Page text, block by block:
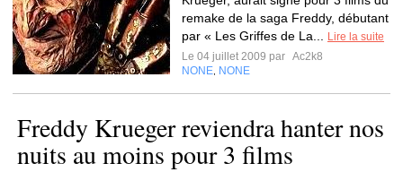
remake de la saga Freddy, débutant
par « Les Griffes de La...
Lire la suite
Le 04 juillet 2009 par Ac2k8
NONE NONE
Freddy Krueger reviendra hanter nos
nuits au moins pour 3 films